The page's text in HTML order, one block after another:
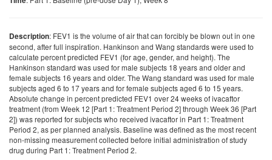
Description: FEV1 is the volume of air that can forcibly be blown out in one
second, after full inspiration. Hankinson and Wang standards were used to
calculate percent predicted FEV1 (for age, gender, and height). The
Hankinson standard was used for male subjects 18 years and older and
female subjects 16 years and older. The Wang standard was used for male
subjects aged 6 to 17 years and for female subjects aged 6 to 15 years.
Absolute change in percent predicted FEV1 over 24 weeks of ivacaftor
treatment (from Week 12 [Part 1: Treatment Period 2] through Week 36 [Part
2]) was reported for subjects who received ivacaftor in Part 1: Treatment
Period 2, as per planned analysis. Baseline was defined as the most recent
non-missing measurement collected before initial administration of study
drug during Part 1: Treatment Period 2.